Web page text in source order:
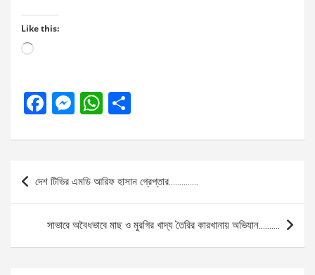
Like this:
Loading…
F
ce
b
o
o
k
M
se
n
g
er
W
at
s
A
p
p
ar
Post
navigation
দেশ টিভির এমডি আরিফ হাসান গ্রেপ্তার…………..
সাভারে অবৈধভাবে মাছ ও মুরগির খাদ্য তৈরির কারখানায় অভিযান……….